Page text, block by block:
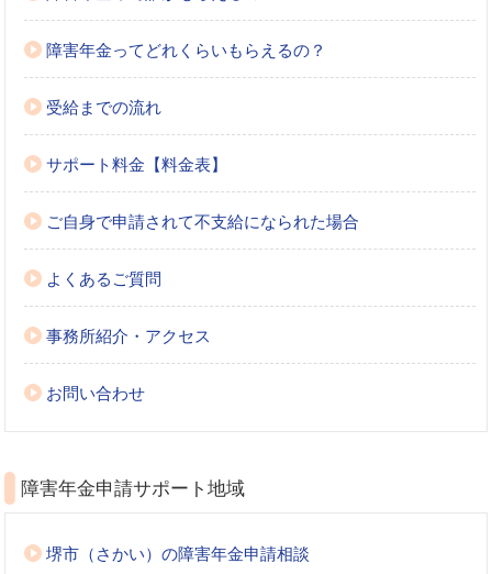
障害年金ってどれくらいもらえるの？
受給までの流れ
サポート料金【料金表】
ご自身で申請されて不支給になられた場合
よくあるご質問
事務所紹介・アクセス
お問い合わせ
障害年金申請サポート地域
堺市（さかい）の障害年金申請相談